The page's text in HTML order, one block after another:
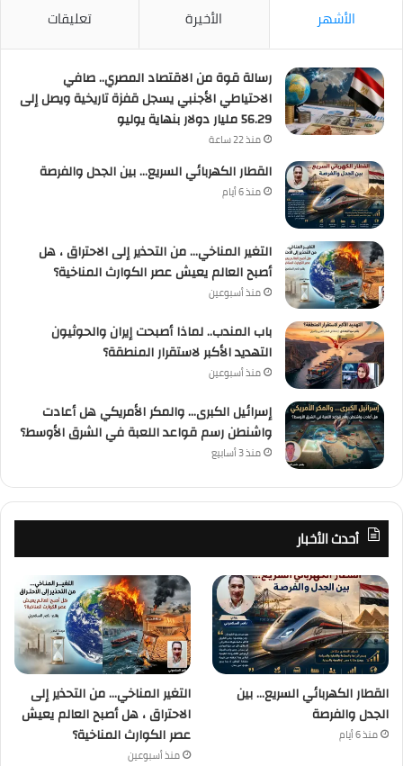
الأشهر الأخيرة تعليقات
رسالة قوة من الاقتصاد المصري.. صافي
الاحتياطي الأجنبي يسجل قفزة تاريخية ويصل إلى
56.29 مليار دولار بنهاية يوليو
منذ 22 ساعة
القطار الكهربائي السريع… بين الجدل والفرصة
منذ 6 أيام
التغير المناخي… من التحذير إلى الاحتراق ، هل
أصبح العالم يعيش عصر الكوارث المناخية؟
منذ أسبوعين
باب المندب.. لماذا أصبحت إيران والحوثيون
التهديد الأكبر لاستقرار المنطقة؟
منذ أسبوعين
إسرائيل الكبرى… والمكر الأمريكي هل أعادت
واشنطن رسم قواعد اللعبة في الشرق الأوسط؟
منذ 3 أسابيع
أحدث الأخبار
القطار الكهربائي السريع… بين
الجدل والفرصة
منذ 6 أيام
التغير المناخي… من التحذير إلى
الاحتراق ، هل أصبح العالم يعيش
عصر الكوارث المناخية؟
منذ أسبوعين